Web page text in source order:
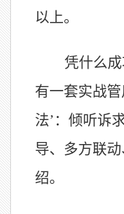
以上。
凭什么成
有一套实战
法’：倾听诉
导、多方联
绍。